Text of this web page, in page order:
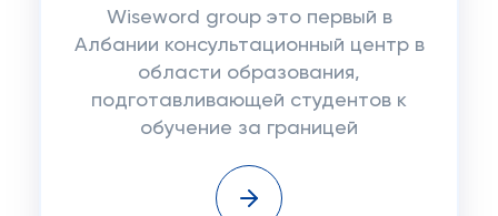
Wiseword group это первый в
Албании консультационный центр в
области образования,
подготавливающей студентов к
обучение за границей